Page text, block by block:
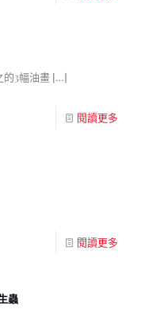
的3幅油畫 […]
閱讀更多
閱讀更多
蟲